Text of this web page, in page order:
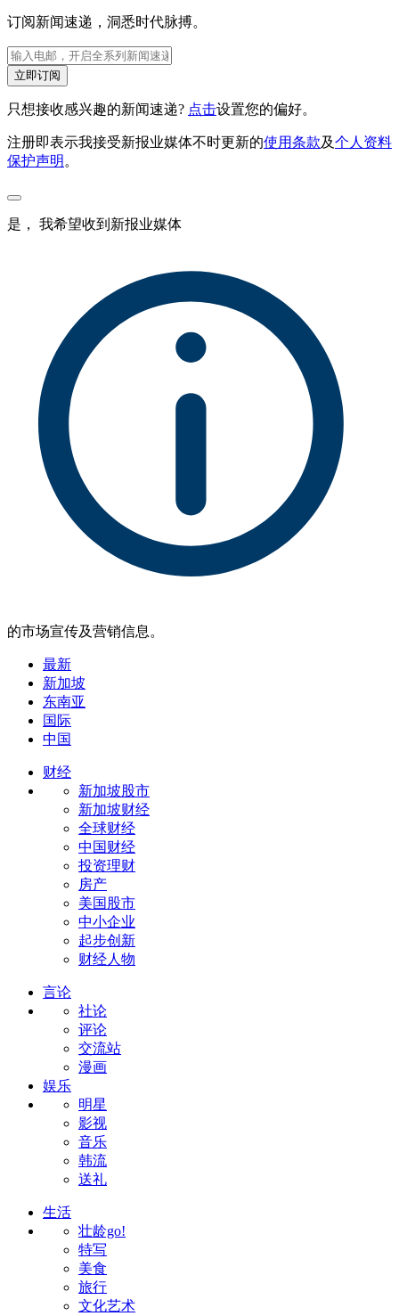
订阅新闻速递，洞悉时代脉搏。
立即订阅
只想接收感兴趣的新闻速递? 点击设置您的偏好。
注册即表示我接受新报业媒体不时更新的使用条款及个人资料
保护声明 。
是， 我希望收到新报业媒体
的市场宣传及营销信息。
最新
新加坡
东南亚
国际
中国
财经
新加坡股市
新加坡财经
全球财经
中国财经
投资理财
房产
美国股市
中小企业
起步创新
财经人物
言论
社论
评论
交流站
漫画
娱乐
明星
影视
音乐
韩流
送礼
生活
壮龄go!
特写
美食
旅行
文化艺术